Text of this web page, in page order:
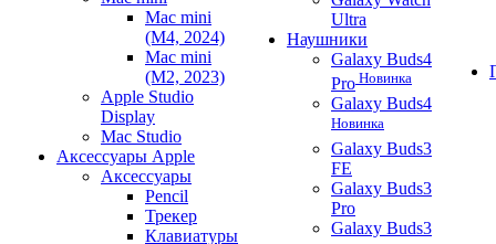
Mac mini
(M4, 2024)
Mac mini
(M2, 2023)
Apple Studio
Display
Mac Studio
Аксессуары Apple
Аксессуары
Pencil
Трекер
Клавиатуры
Ultra
Наушники
Galaxy Buds4
Pro Новинка
Galaxy Buds4
Новинка
Galaxy Buds3
FE
Galaxy Buds3
Pro
Galaxy Buds3